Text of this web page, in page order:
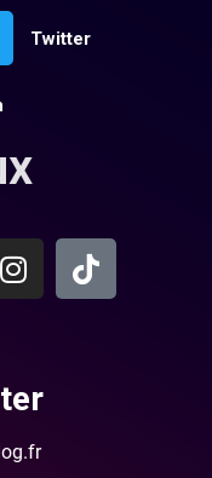
Twitter